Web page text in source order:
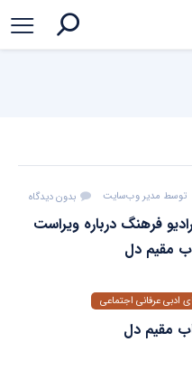
توسط مدیر وب‌سایت بدون دیدگاه
فرهنگ درباره ویراست
مقیم دل
ادبی عرفانی اجتماعی
مقیم دل